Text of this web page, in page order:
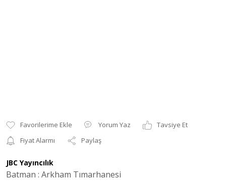
Yorum Yaz
Tavsiye Et
Fiyat Alarmı
Paylaş
JBC Yayıncılık
Batman : Arkham Tımarhanesi